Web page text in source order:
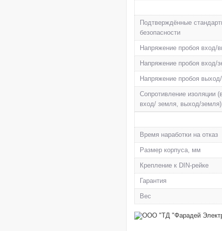
Подтверждённые
безопасности
Напряжение пробоя вход/
Напряжение пробоя вход/
Напряжение пробоя
Сопротивление изоляции
вход/ земля, выход/земля)
Время наработки на отказ
Размер корпуса, мм
Крепление к DIN-рейке
Гарантия
Вес